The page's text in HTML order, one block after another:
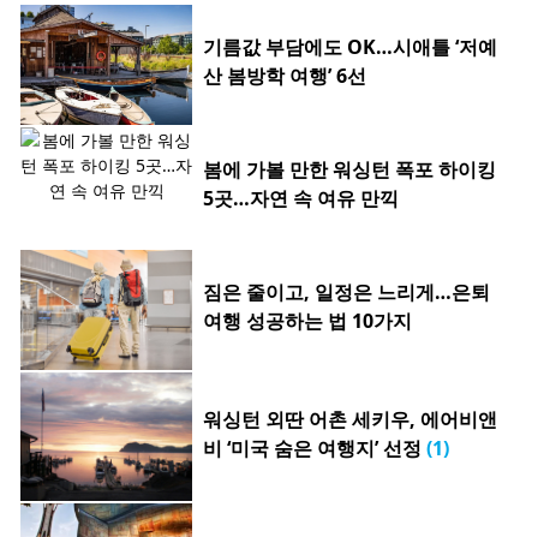
기름값 부담에도 OK…시애틀 ‘저예
산 봄방학 여행’ 6선
봄에 가볼 만한 워싱턴 폭포 하이킹
5곳…자연 속 여유 만끽
짐은 줄이고, 일정은 느리게…은퇴
여행 성공하는 법 10가지
워싱턴 외딴 어촌 세키우, 에어비앤
비 ‘미국 숨은 여행지’ 선정 (1)